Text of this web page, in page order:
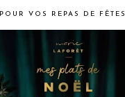
POUR VOS REPAS DE FÊTES